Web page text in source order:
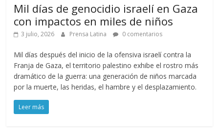
Mil días de genocidio israelí en Gaza
con impactos en miles de niños
3 julio, 2026 Prensa Latina 0 comentarios
Mil días después del inicio de la ofensiva israelí contra la
Franja de Gaza, el territorio palestino exhibe el rostro más
dramático de la guerra: una generación de niños marcada
por la muerte, las heridas, el hambre y el desplazamiento.
Leer más